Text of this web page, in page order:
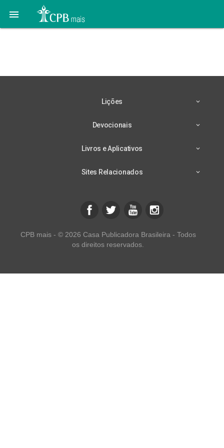

Lições
Devocionais
Livros e Aplicativos
Sites Relacionados
CPB mais - © 2026 Casa Publicadora Brasileira - Todos
os direitos reservados.